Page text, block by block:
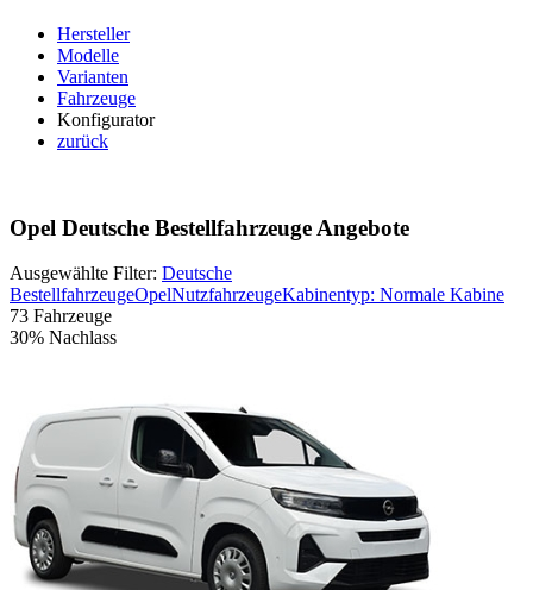
Hersteller
Modelle
Varianten
Fahrzeuge
Konfigurator
zurück
Opel Deutsche Bestellfahrzeuge Angebote
Ausgewählte Filter: Deutsche
BestellfahrzeugeOpelNutzfahrzeugeKabinentyp: Normale Kabine
73 Fahrzeuge
30% Nachlass